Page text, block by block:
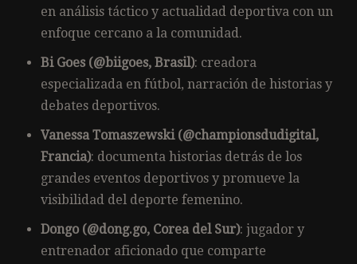
en análisis táctico y actualidad deportiva con un
enfoque cercano a la comunidad.
Bi Goes (@biigoes, Brasil): creadora
especializada en fútbol, narración de historias y
debates deportivos.
Vanessa Tomaszewski (@championsdudigital,
Francia): documenta historias detrás de los
grandes eventos deportivos y promueve la
visibilidad del deporte femenino.
Dongo (@dong.go, Corea del Sur): jugador y
entrenador aficionado que comparte